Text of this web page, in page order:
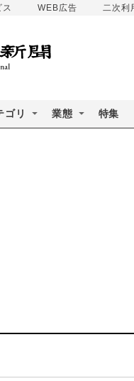
ス WEB広告 二次利
ゴリ 業態 特集